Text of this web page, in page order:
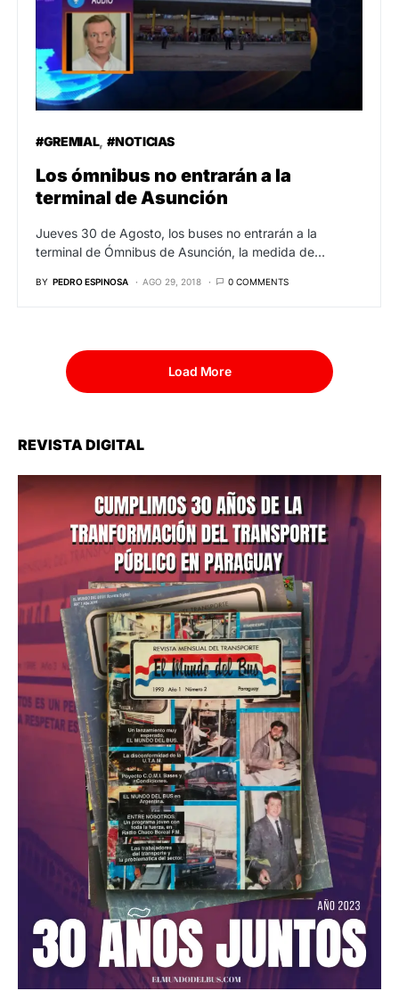
#GREMIAL #NOTICIAS
Los ómnibus no entrarán a la
terminal de Asunción
Jueves 30 de Agosto, los buses no entrarán a la
terminal de Ómnibus de Asunción, la medida de…
BY PEDRO ESPINOSA AGO 29, 2018 0 COMMENTS
Load More
REVISTA DIGITAL